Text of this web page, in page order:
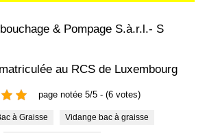
& Pompage S.à.r.l.- S
au RCS de Luxembourg
page notée 5/5 - (6 votes)
à Graisse Vidange bac à graisse